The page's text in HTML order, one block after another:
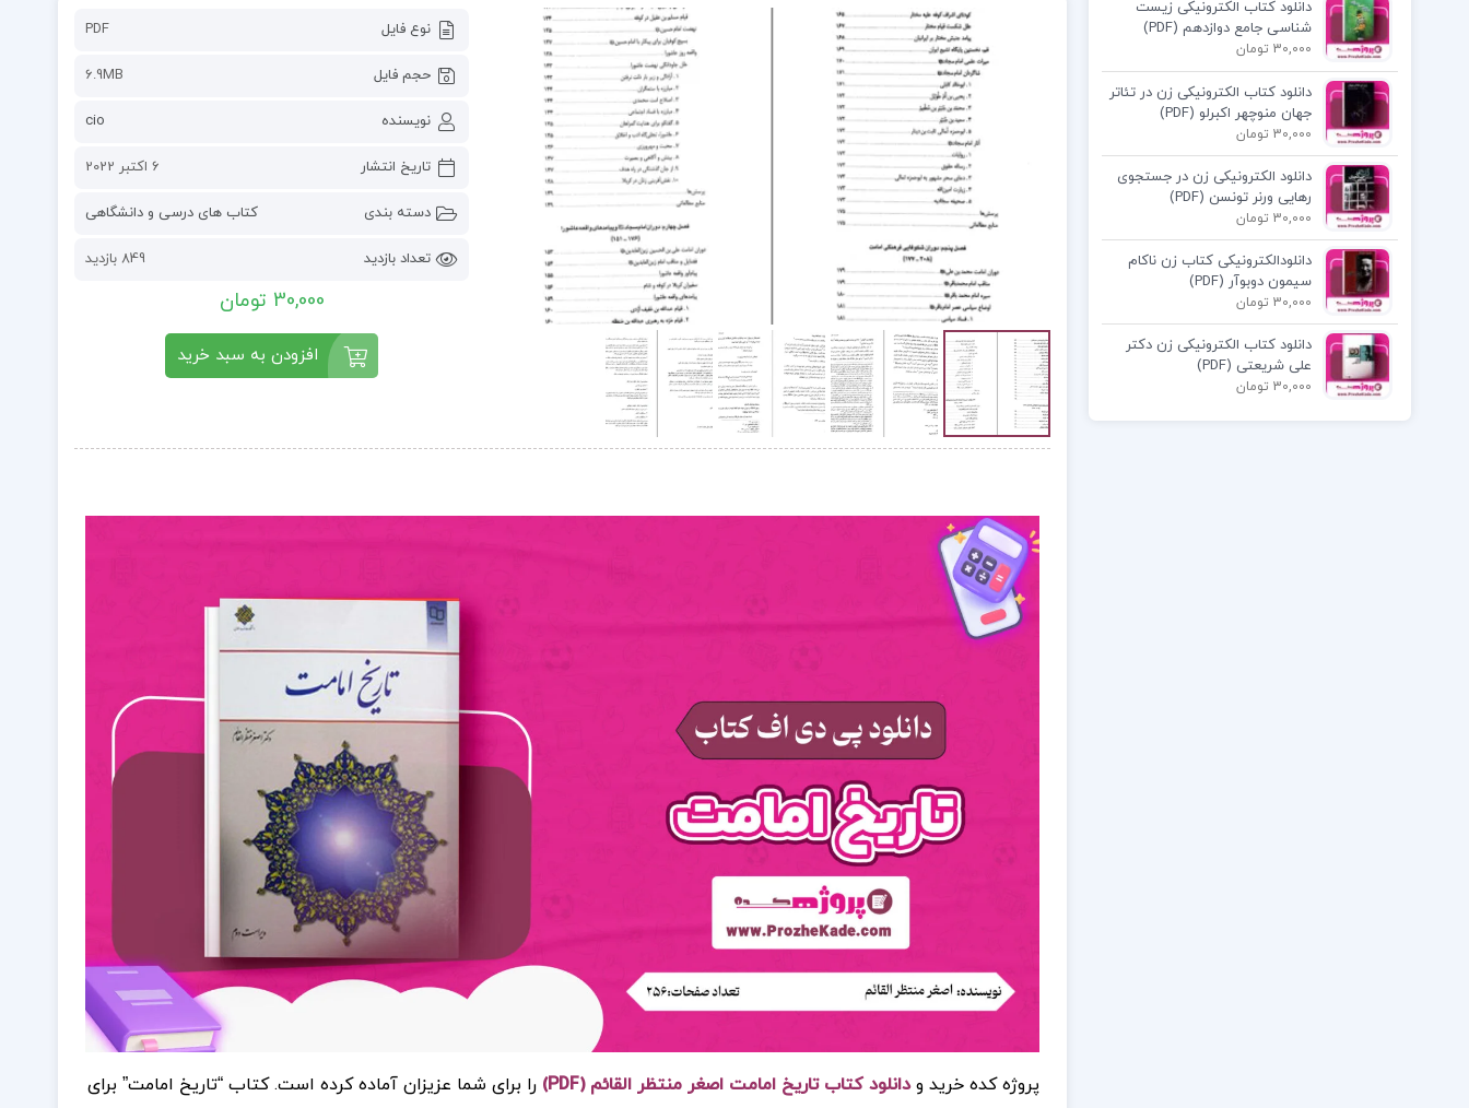
نوع فایل PDF
حجم فایل 6.9MB
نویسنده cio
تاریخ انتشار 6 اکتبر 2022
دسته بندی کتاب های درسی و دانشگاهی
تعداد بازدید 849 بازدید
30,000 تومان
افزودن به سبد خرید
پروژه کده خرید ودانلود کتاب تاریخ امامت اصغر منتظر القائم (PDF)
را برای شما عزیزان آماده کرده است. کتاب “تاریخ امامت” برای
دانلود کتاب الکترونیکی زیست
شناسی جامع دوازدهم (PDF)
30,000 تومان
دانلود کتاب الکترونیکی زن در تئاتر
جهان منوچهر اکبرلو (PDF)
30,000 تومان
دانلود الکترونیکی زن در جستجوی
رهایی ورنر تونسن (PDF)
30,000 تومان
دانلودالکترونیکی کتاب زن ناکام
سیمون دوبوآر (PDF)
30,000 تومان
دانلود کتاب الکترونیکی زن دکتر
علی شریعتی (PDF)
30,000 تومان